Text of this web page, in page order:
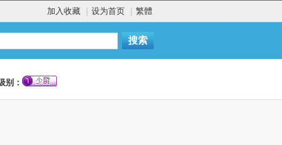
加入收藏 设为首页 繁體
别：